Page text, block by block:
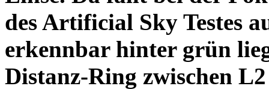
des Artificial Sky Testes
erkennbar hinter grün
Distanz-Ring zwischen